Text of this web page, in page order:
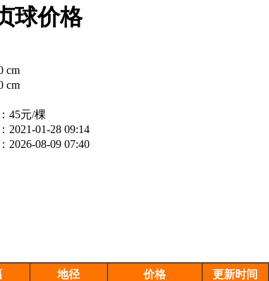
球价格
cm
cm
45元/棵
：2021-01-28 09:14
：2026-08-09 07:40
地径 价格 更新时间